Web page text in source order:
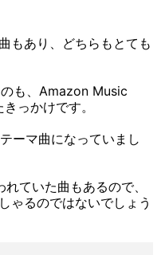
もあり、どちらもとても
も、Amazon Music
っかけです。
ーマ曲になっていまし
ていた曲もあるので、
ゃるのではないでしょう